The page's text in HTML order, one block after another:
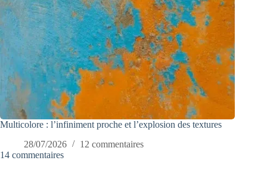
Multicolore : l’infiniment proche et l’explosion des textures
28/07/2026
12 commentaires
14 commentaires